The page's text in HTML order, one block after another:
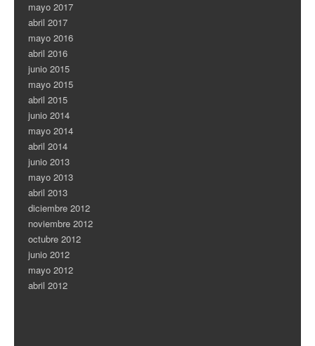
mayo 2017
abril 2017
mayo 2016
abril 2016
junio 2015
mayo 2015
abril 2015
junio 2014
mayo 2014
abril 2014
junio 2013
mayo 2013
abril 2013
diciembre 2012
noviembre 2012
octubre 2012
junio 2012
mayo 2012
abril 2012